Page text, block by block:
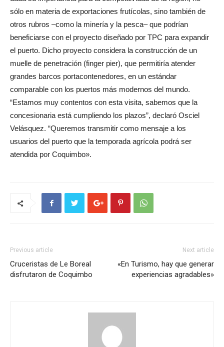
sólo en materia de exportaciones frutícolas, sino también de
otros rubros –como la minería y la pesca– que podrían
beneficiarse con el proyecto diseñado por TPC para expandir
el puerto. Dicho proyecto considera la construcción de un
muelle de penetración (finger pier), que permitiría atender
grandes barcos portacontenedores, en un estándar
comparable con los puertos más modernos del mundo.
“Estamos muy contentos con esta visita, sabemos que la
concesionaria está cumpliendo los plazos”, declaró Osciel
Velásquez. “Queremos transmitir como mensaje a los
usuarios del puerto que la temporada agrícola podrá ser
atendida por Coquimbo».
Previous article
Cruceristas de Le Boreal
disfrutaron de Coquimbo
Next article
«En Turismo, hay que generar
experiencias agradables»